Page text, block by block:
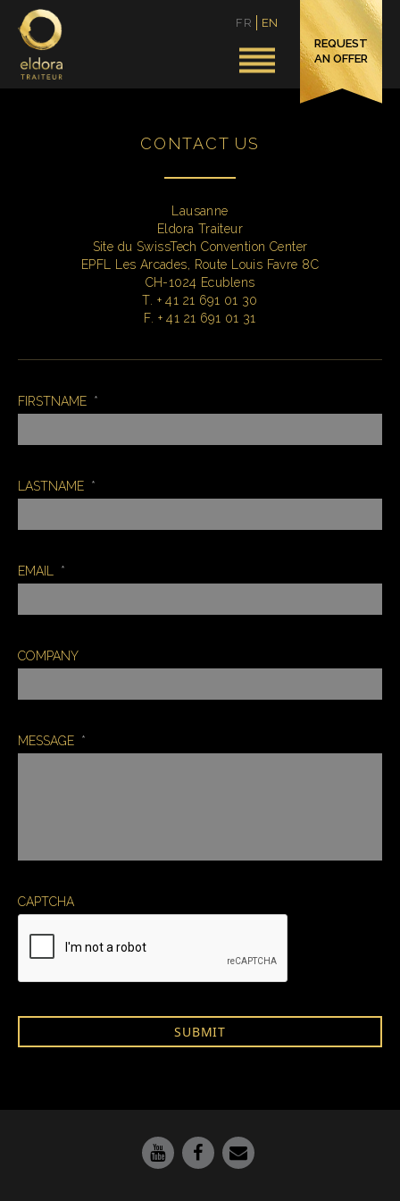
FR
EN
REQUEST
AN OFFER
CONTACT US
Lausanne
Eldora Traiteur
Site du SwissTech Convention Center
EPFL Les Arcades, Route Louis Favre 8C
CH-1024 Ecublens
T. + 41 21 691 01 30
F. + 41 21 691 01 31
FIRSTNAME *
LASTNAME *
EMAIL *
COMPANY
MESSAGE *
CAPTCHA